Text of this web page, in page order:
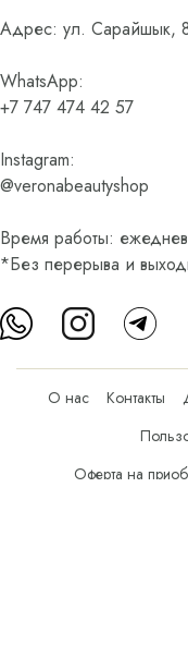
Адрес: ул. Сарайшык,
WhatsApp:
+7 747 474 42 57
Instagram:
@veronabeautyshop
Время работы:
*Без перерыва и
О нас Контакты
Оферта на